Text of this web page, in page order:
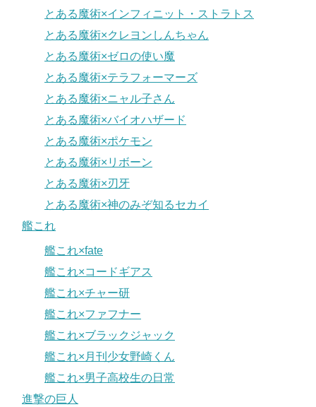
とある魔術×インフィニット・ストラトス
とある魔術×クレヨンしんちゃん
とある魔術×ゼロの使い魔
とある魔術×テラフォーマーズ
とある魔術×ニャル子さん
とある魔術×バイオハザード
とある魔術×ポケモン
とある魔術×リボーン
とある魔術×刃牙
とある魔術×神のみぞ知るセカイ
艦これ
艦これ×fate
艦これ×コードギアス
艦これ×チャー研
艦これ×ファフナー
艦これ×ブラックジャック
艦これ×月刊少女野崎くん
艦これ×男子高校生の日常
進撃の巨人